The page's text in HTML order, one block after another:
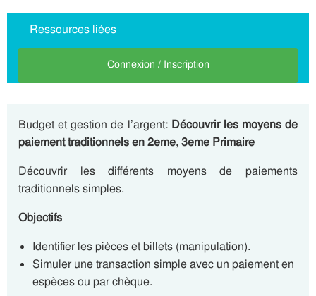
Ressources liées
Connexion / Inscription
Budget et gestion de l’argent:Découvrir les moyens de
paiement traditionnels en 2eme, 3eme Primaire
Découvrir les différents moyens de paiements
traditionnels simples.
Objectifs
Identifier les pièces et billets (manipulation).
Simuler une transaction simple avec un paiement en
espèces ou par chèque.